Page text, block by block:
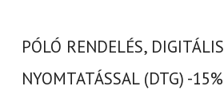
PÓLÓ RENDELÉS, DIGITÁLIS
NYOMTATÁSSAL (DTG) -15%